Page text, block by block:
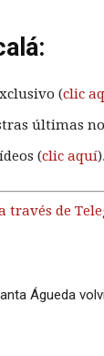
(clic
últimas
(clic aquí).
través de
Águeda